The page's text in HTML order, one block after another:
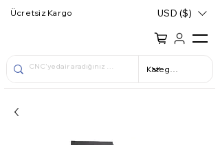
Ücretsiz Kargo USD ($)